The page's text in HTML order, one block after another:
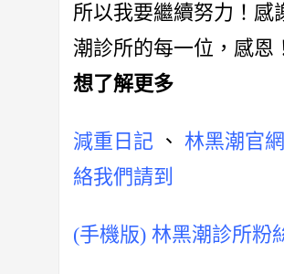
所以我要繼續努力！感
潮診所的每一位，感恩
想了解更多
減重日記 、 林黑潮官網
絡我們請到
(手機版) 林黑潮診所粉